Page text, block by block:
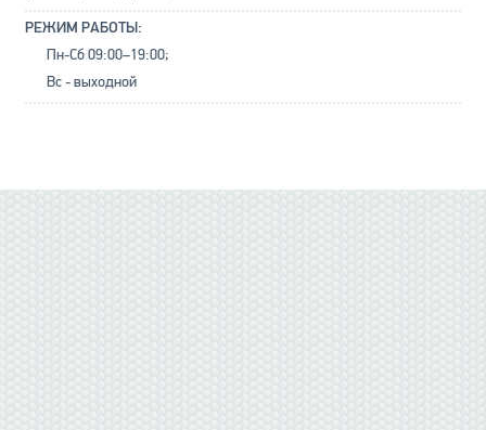
РЕЖИМ РАБОТЫ:
Пн-Сб 09:00–19:00;
Вс - выходной